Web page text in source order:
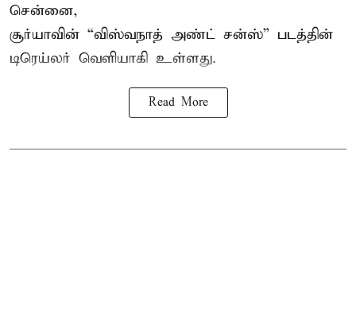
சென்னை,
சூர்யாவின் “விஸ்வநாத் அண்ட் சன்ஸ்” படத்தின்
டிரெய்லர் வெளியாகி உள்ளது.
Read More